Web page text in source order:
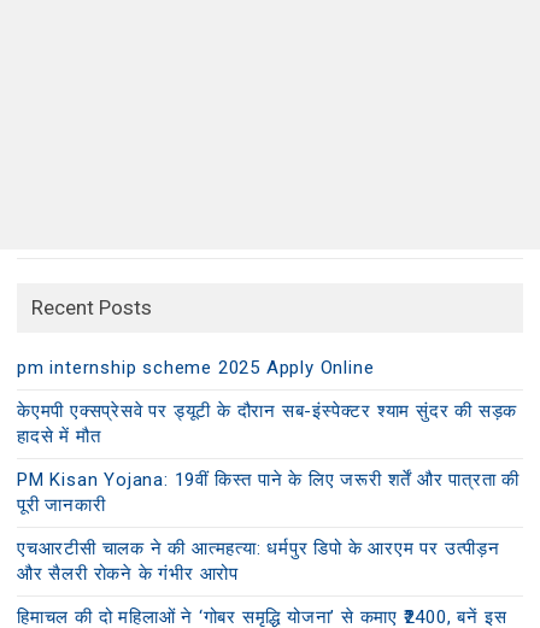
Recent Posts
pm internship scheme 2025 Apply Online
केएमपी एक्सप्रेसवे पर ड्यूटी के दौरान सब-इंस्पेक्टर श्याम सुंदर की सड़क
हादसे में मौत
PM Kisan Yojana: 19वीं किस्त पाने के लिए जरूरी शर्तें और पात्रता की
पूरी जानकारी
एचआरटीसी चालक ने की आत्महत्या: धर्मपुर डिपो के आरएम पर उत्पीड़न
और सैलरी रोकने के गंभीर आरोप
हिमाचल की दो महिलाओं ने ‘गोबर समृद्धि योजना’ से कमाए ₹2400, बनें इस